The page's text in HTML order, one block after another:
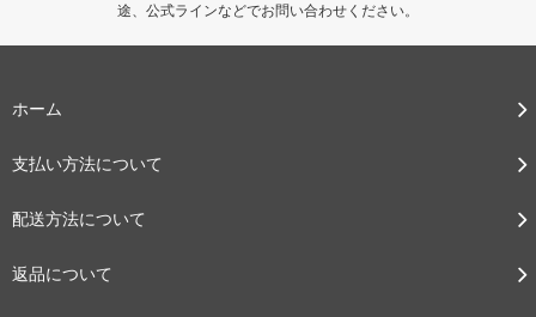
途、公式ラインなどでお問い合わせください。
ホーム
支払い方法について
配送方法について
返品について